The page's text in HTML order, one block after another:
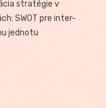
stratégie v
SWOT pre inter-
jednotu